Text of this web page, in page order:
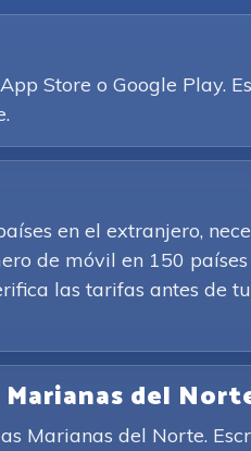
Store o Google Play.
en el extranjero,
de móvil en 150
las tarifas antes de
del
Marianas del Norte.